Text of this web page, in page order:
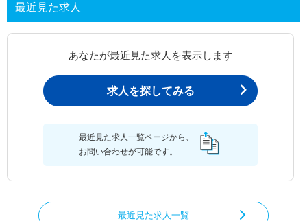
最近見た求人
あなたが最近見た求人を表示します
求人を探してみる
最近見た求人一覧ページから、
お問い合わせが可能です。
最近見た求人一覧